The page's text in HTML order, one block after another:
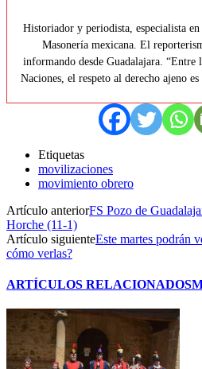
Historiador y periodista, especialista
Masonería mexicana. El
informando desde Guadalajara.
Naciones, el respeto al derecho ajeno
Etiquetas
movilizaciones
movimiento obrero
Artículo anteriorFS Pozo de
Horche (11-1)
Artículo siguienteEste martes podrán
cómo verlas?
ARTÍCULOS RELACIONADOS